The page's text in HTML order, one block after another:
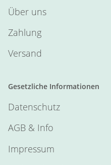
Über uns
Zahlung
Versand
Gesetzliche Informationen
Datenschutz
AGB & Info
Impressum